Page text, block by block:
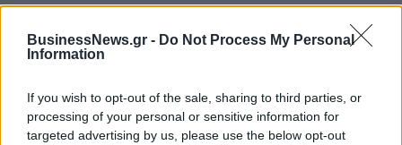
BusinessNews.gr - Do Not Process My Personal
Information
If you wish to opt-out of the sale, sharing to third parties, or
processing of your personal or sensitive information for
targeted advertising by us, please use the below opt-out
ΠΕΡΙΣΣΌΤΕΡΑ ΣΕ ΑΥΤΉ ΤΗΝ ΚΑΤΗΓΟΡΊΑ